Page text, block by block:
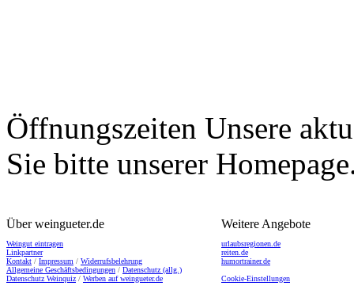
Öffnungszeiten Unsere
Sie bitte unserer
Über weingueter.de
Weingut eintragen
Linkpartner
Kontakt / Impressum / Widerrufsbelehrung
Allgemeine Geschäftsbedingungen / Datenschutz (allg.)
Datenschutz Weinquiz / Werben auf weingueter.de
Weitere Angebote
urlaubsregionen.de
reiten.de
humortrainer.de
Cookie-Einstellungen